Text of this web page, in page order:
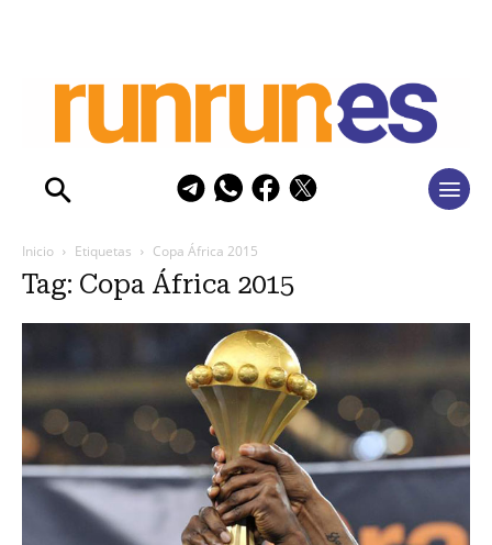
Inicio Etiquetas Copa África 2015
Tag: Copa África 2015